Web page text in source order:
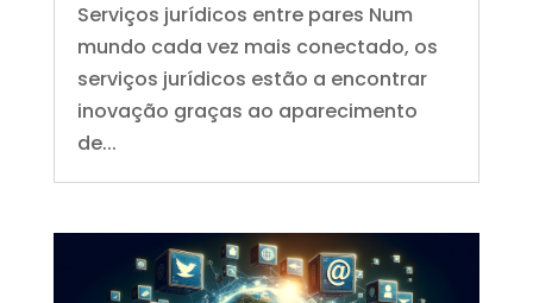
Serviços jurídicos entre pares Num
mundo cada vez mais conectado, os
serviços jurídicos estão a encontrar
inovação graças ao aparecimento
de...